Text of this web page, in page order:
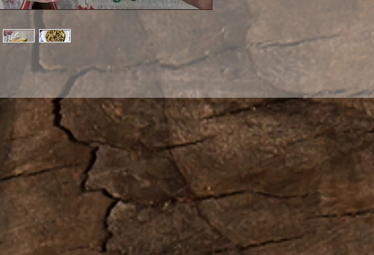
листья и почки средних
собранные в садах
Сочные, напитанные
полезными веществами.
Классическая обработка
достоинства
годы выдержки сделали
выразительным. Чай
идеальных Шенов.
Освежает восприятие,
эмоциональную
апатию, вдохновляет и
свои силы. После